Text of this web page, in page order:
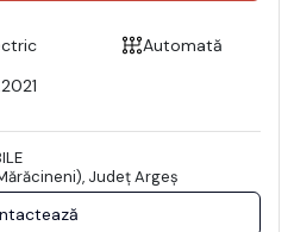
Automată
Județ Argeş